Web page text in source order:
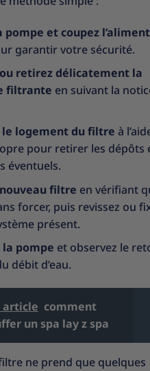
pompe et coupez
garantir votre sécurité.
retirez délicatement la
filtrante en suivant la
logement du filtre à
pour retirer les dépôts
éventuels.
filtre en vérifiant
forcer, puis revissez ou
présent.
pompe et observez le
débit d’eau.
article comment
un spa lay z spa
ne prend que quelques